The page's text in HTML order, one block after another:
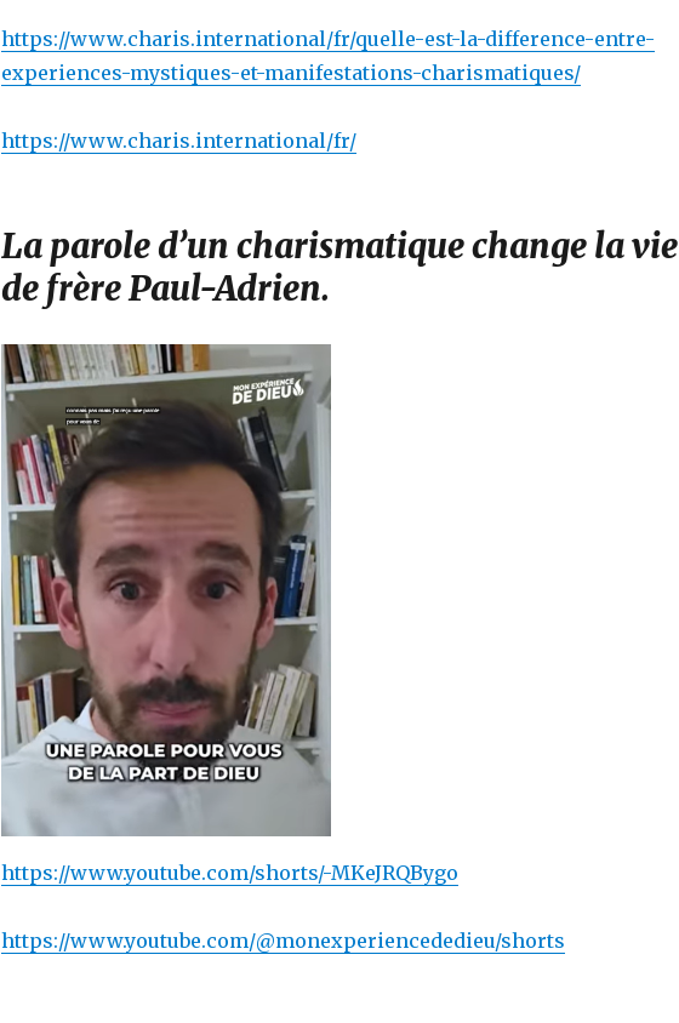
https://www.charis.international/fr/quelle-est-la-difference-entre-
experiences-mystiques-et-manifestations-charismatiques/
https://www.charis.international/fr/
La parole d’un charismatique change la vie
de frère Paul-Adrien.
https://www.youtube.com/shorts/-MKeJRQBygo
https://www.youtube.com/@monexperiencededieu/shorts